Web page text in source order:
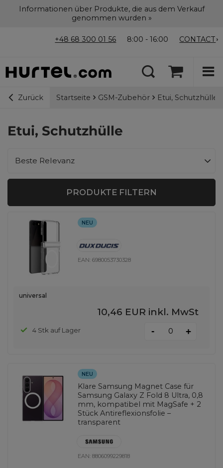
Informationen über Produkte, die aus dem Verkauf
genommen wurden »
+48 68 300 01 56 8:00 - 16:00 CONTACT
Zurück Startseite GSM-Zubehör Etui, Schutzhülle
Etui, Schutzhülle
Sortierung ändern
Beste Relevanz
PRODUKTE FILTERN
NEU
EAN:6980053730328
universal
10,46 EUR inkl. MwSt
4 Stk auf Lager - +
NEU
Klare Samsung Magnet Case für
Samsung Galaxy Z Fold 8 Ultra, 0,8
mm, kompatibel mit MagSafe + 2
Stück Antireflexionsfolie –
transparent
EAN:8806099229818